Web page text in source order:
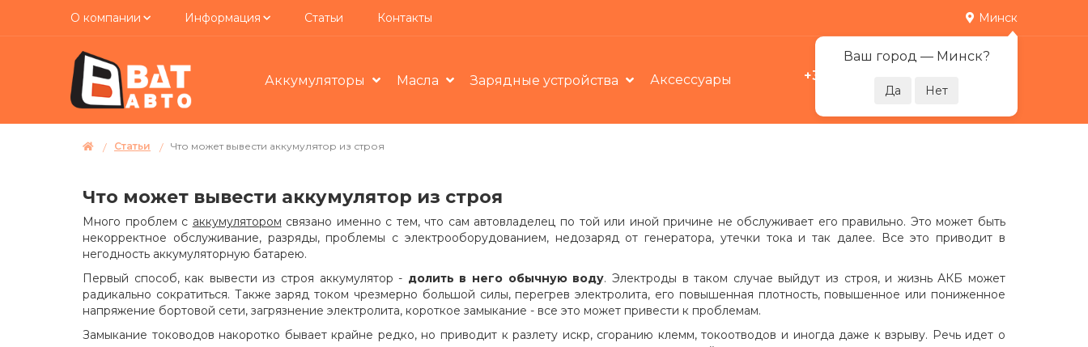
О компании Информация Статьи Контакты Минск
Ваш город — Минск?
Аккумуляторы
Масла Зарядные устройства Аксессуары +375 29 378-07-17
Пн-Пт 09:00-21:00
Статьи Что может вывести аккумулятор из строя
Что может вывести аккумулятор из строя
Много проблем с аккумулятором связано именно с тем, что сам автовладелец по той или иной причине не обслуживает его правильно. Это может быть
некорректное обслуживание, разряды, проблемы с электрооборудованием, недозаряд от генератора, утечки тока и так далее. Все это приводит в
негодность аккумуляторную батарею.
Первый способ, как вывести из строя аккумулятор - долить в него обычную воду. Электроды в таком случае выйдут из строя, и жизнь АКБ может
радикально сократиться. Также заряд током чрезмерно большой силы, перегрев электролита, его повышенная плотность, повышенное или пониженное
напряжение бортовой сети, загрязнение электролита, короткое замыкание - все это может привести к проблемам.
Замыкание тоководов накоротко бывает крайне редко, но приводит к разлету искр, сгоранию клемм, токоотводов и иногда даже к взрыву. Речь идет о